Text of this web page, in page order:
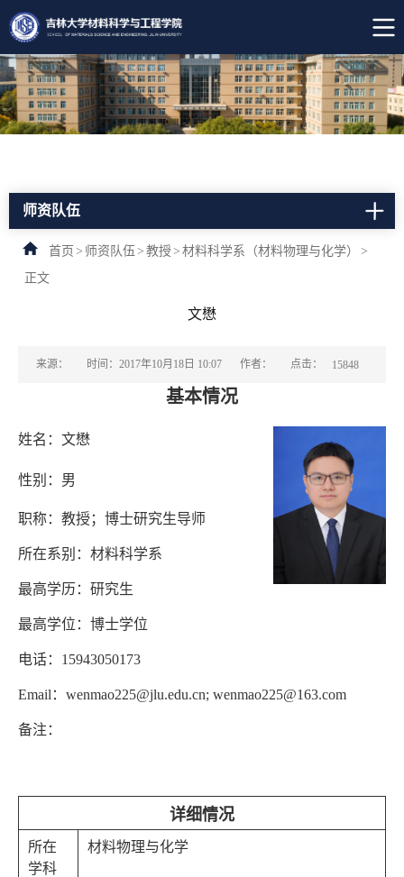
师资队伍
首页 > 师资队伍 > 教授> 材料科学系（材料物理与化学）
>
正文
文懋
来源： 时间：2017年10月18日 10:07 作者： 点击： 15848
基本情况
姓名： 文懋
性别：男
职称：教授；博士研究生导师
所在系别：材料科学系
最高学历：研究生
最高学位：博士学位
电话：15943050173
Email：wenmao225@jlu.edu.cn; wenmao225@163.com
备注：
详细情况
所在
学科
材料物理与化学